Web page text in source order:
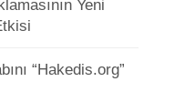
Yeni
“Hakedis.org”